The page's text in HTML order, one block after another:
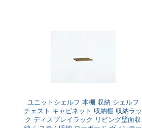
ユニットシェルフ 本棚 収納 シェルフ
チェスト キャビネット 収納棚 収納ラッ
ク ディスプレイラック リビング壁面収